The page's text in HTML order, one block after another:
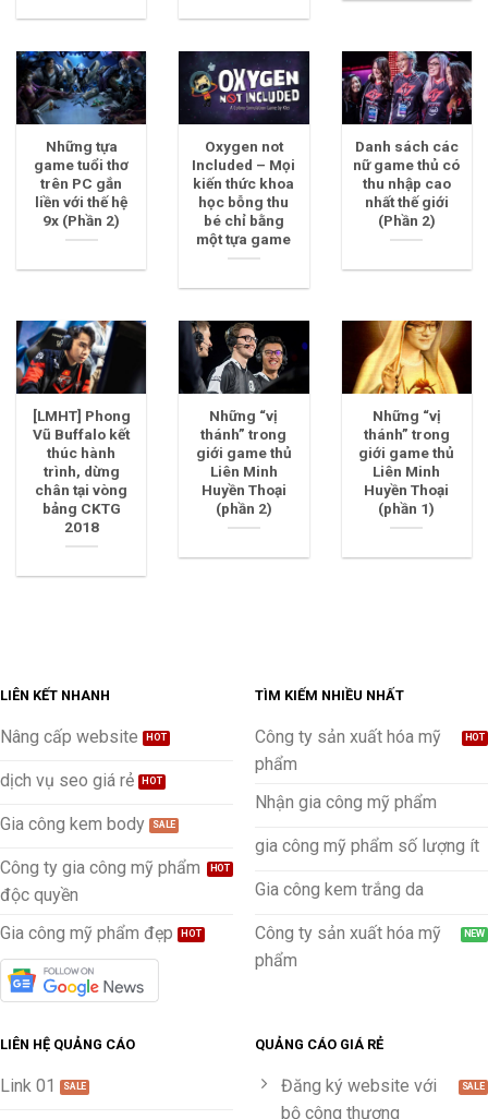
Những tựa
game tuổi thơ
trên PC gắn
liền với thế hệ
9x (Phần 2)
Oxygen not
Included – Mọi
kiến thức khoa
học bỗng thu
bé chỉ bằng
một tựa game
Danh sách các
nữ game thủ có
thu nhập cao
nhất thế giới
(Phần 2)
[LMHT] Phong
Vũ Buffalo kết
thúc hành
trình, dừng
chân tại vòng
bảng CKTG
2018
Những “vị
thánh” trong
giới game thủ
Liên Minh
Huyền Thoại
(phần 2)
Những “vị
thánh” trong
giới game thủ
Liên Minh
Huyền Thoại
(phần 1)
LIÊN KẾT NHANH
Nâng cấp website
dịch vụ seo giá rẻ
Gia công kem body
Công ty gia công mỹ phẩm
độc quyền
Gia công mỹ phẩm đẹp
TÌM KIẾM NHIỀU NHẤT
Công ty sản xuất hóa mỹ
phẩm
Nhận gia công mỹ phẩm
gia công mỹ phẩm số lượng ít
Gia công kem trắng da
Công ty sản xuất hóa mỹ
phẩm
LIÊN HỆ QUẢNG CÁO
Link 01
QUẢNG CÁO GIÁ RẺ
Đăng ký website với
bộ công thương